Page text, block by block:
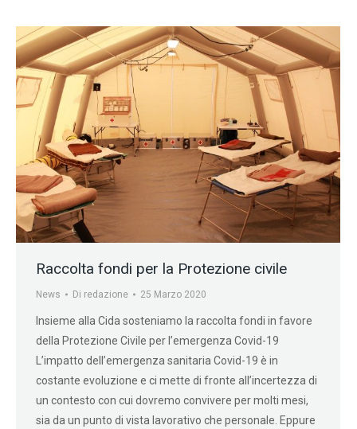
Raccolta fondi per la Protezione civile
News Di redazione 25 Marzo 2020
Insieme alla Cida sosteniamo la raccolta fondi in favore
della Protezione Civile per l’emergenza Covid-19
L’impatto dell’emergenza sanitaria Covid-19 è in
costante evoluzione e ci mette di fronte all’incertezza di
un contesto con cui dovremo convivere per molti mesi,
sia da un punto di vista lavorativo che personale. Eppure